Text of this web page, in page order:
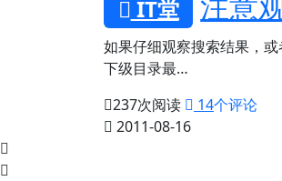
IT堂
如果仔细观察搜索结果，
下级目录最…
237次阅读 14个评论
2011-08-16